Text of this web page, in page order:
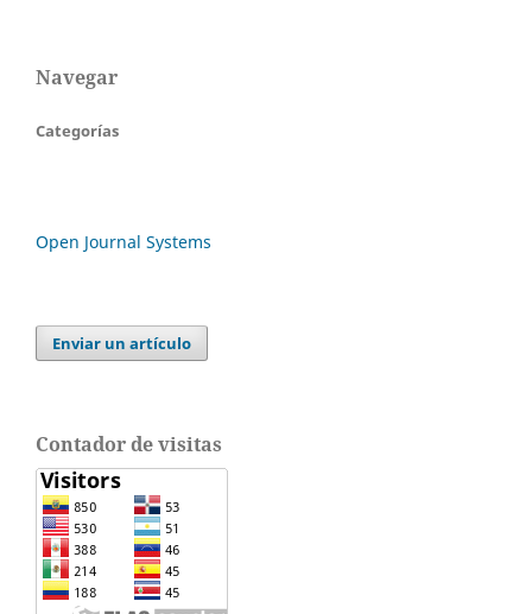
Navegar
Categorías
Open Journal Systems
Enviar un artículo
Contador de visitas